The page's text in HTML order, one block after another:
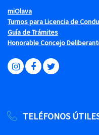
miOlava
Turnos para Licencia de
Guía de Trámites
Honorable Concejo
TELÉFONOS